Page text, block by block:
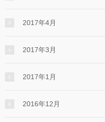
2017年4月
2017年3月
2017年1月
2016年12月